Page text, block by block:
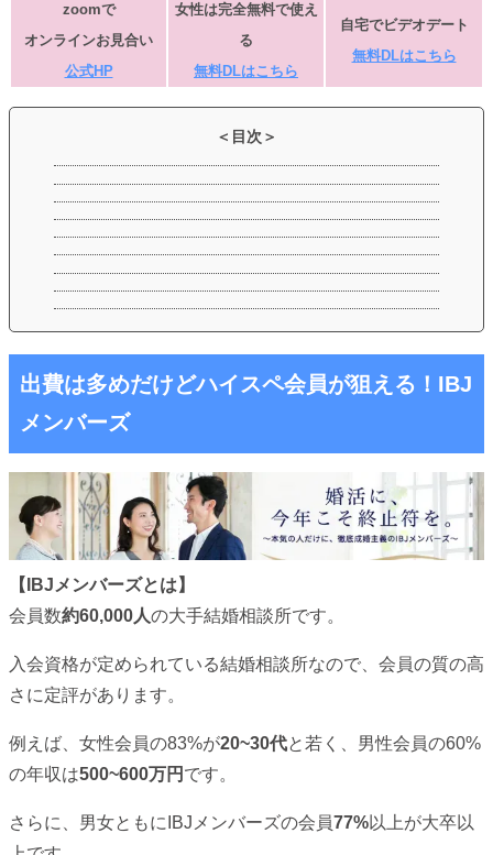
zoomで
オンラインお見合い
公式HP
女性は完全無料で使え
る
無料DLはこちら
自宅でビデオデート
無料DLはこちら
出費は多めだけどハイスペ会員が狙える！IBJ
メンバーズ
【IBJメンバーズとは】
会員数約60,000人の大手結婚相談所です。
入会資格が定められている結婚相談所なので、会員の質の高
さに定評があります。
例えば、女性会員の83%が20~30代と若く、男性会員の60%
の年収は500~600万円 です。
さらに、男女ともにIBJメンバーズの会員77%以上が大卒以